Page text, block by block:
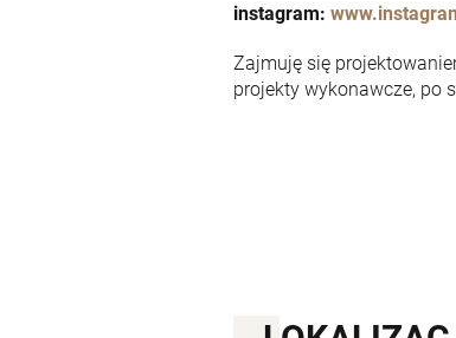
instagram:
Zajmuję się
projekty wykonawcze, po